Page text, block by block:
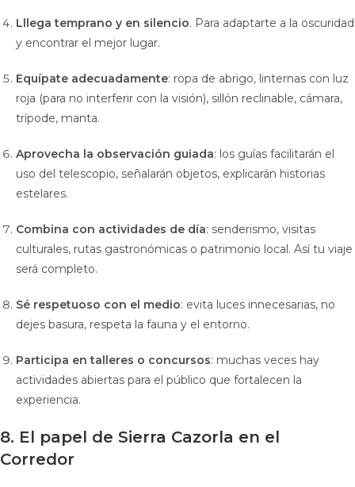
Lllega temprano y en silencio. Para adaptarte a la oscuridad
y encontrar el mejor lugar.
Equípate adecuadamente: ropa de abrigo, linternas con luz
roja (para no interferir con la visión), sillón reclinable, cámara,
trípode, manta.
Aprovecha la observación guiada: los guías facilitarán el
uso del telescopio, señalarán objetos, explicarán historias
estelares.
Combina con actividades de día: senderismo, visitas
culturales, rutas gastronómicas o patrimonio local. Así tu viaje
será completo.
Sé respetuoso con el medio: evita luces innecesarias, no
dejes basura, respeta la fauna y el entorno.
Participa en talleres o concursos: muchas veces hay
actividades abiertas para el público que fortalecen la
experiencia.
8. El papel de Sierra Cazorla en el
Corredor